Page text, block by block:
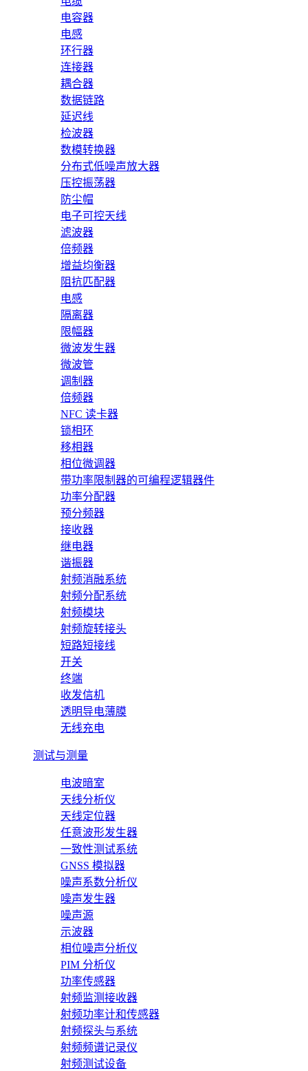
电容器
电感
环行器
连接器
耦合器
数据链路
延迟线
检波器
数模转换器
分布式低噪声放大器
压控振荡器
防尘帽
电子可控天线
滤波器
倍频器
增益均衡器
阻抗匹配器
电感
隔离器
限幅器
微波发生器
微波管
调制器
倍频器
NFC 读卡器
锁相环
移相器
相位微调器
带功率限制器的可编程逻辑器件
功率分配器
预分频器
接收器
继电器
谐振器
射频消融系统
射频分配系统
射频模块
射频旋转接头
短路短接线
开关
终端
收发信机
透明导电薄膜
无线充电
测试与测量
电波暗室
天线分析仪
天线定位器
任意波形发生器
一致性测试系统
GNSS 模拟器
噪声系数分析仪
噪声发生器
噪声源
示波器
相位噪声分析仪
PIM 分析仪
功率传感器
射频监测接收器
射频功率计和传感器
射频探头与系统
射频频谱记录仪
射频测试设备